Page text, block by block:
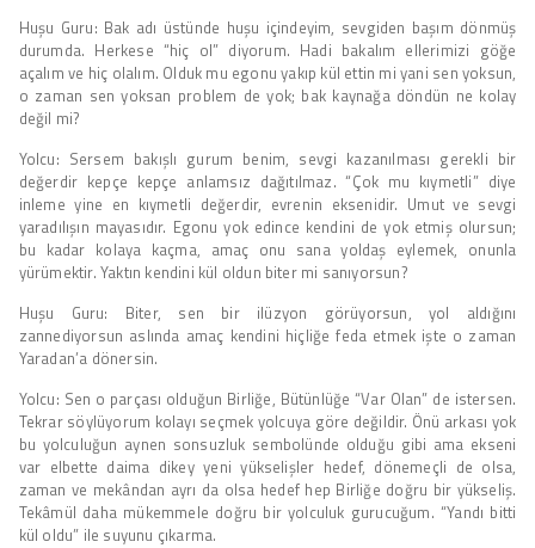
Huşu Guru: Bak adı üstünde huşu içindeyim, sevgiden başım dönmüş
durumda. Herkese “hiç ol” diyorum. Hadi bakalım ellerimizi göğe
açalım ve hiç olalım. Olduk mu egonu yakıp kül ettin mi yani sen yoksun,
o zaman sen yoksan problem de yok; bak kaynağa döndün ne kolay
değil mi?
Yolcu: Sersem bakışlı gurum benim, sevgi kazanılması gerekli bir
değerdir kepçe kepçe anlamsız dağıtılmaz. “Çok mu kıymetli” diye
inleme yine en kıymetli değerdir, evrenin eksenidir. Umut ve sevgi
yaradılışın mayasıdır. Egonu yok edince kendini de yok etmiş olursun;
bu kadar kolaya kaçma, amaç onu sana yoldaş eylemek, onunla
yürümektir. Yaktın kendini kül oldun biter mi sanıyorsun?
Huşu Guru: Biter, sen bir ilüzyon görüyorsun, yol aldığını
zannediyorsun aslında amaç kendini hiçliğe feda etmek işte o zaman
Yaradan’a dönersin.
Yolcu: Sen o parçası olduğun Birliğe, Bütünlüğe “Var Olan” de istersen.
Tekrar söylüyorum kolayı seçmek yolcuya göre değildir. Önü arkası yok
bu yolculuğun aynen sonsuzluk sembolünde olduğu gibi ama ekseni
var elbette daima dikey yeni yükselişler hedef, dönemeçli de olsa,
zaman ve mekândan ayrı da olsa hedef hep Birliğe doğru bir yükseliş.
Tekâmül daha mükemmele doğru bir yolculuk gurucuğum. “Yandı bitti
kül oldu” ile suyunu çıkarma.